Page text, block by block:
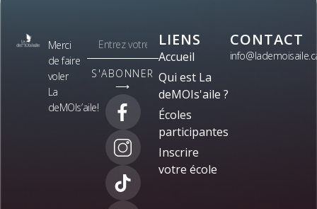
Merci
de faire
voler
La
deMOIs’aile!
S'ABONNER
⟶
LIENS
Accueil
Qui est La
deMOIs'aile ?
Écoles
participantes
Inscrire
votre école
CONTACT